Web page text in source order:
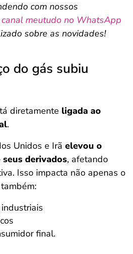
com nossos
canal meutudo no WhatsApp
sobre as novidades!
do gás subiu
diretamente ligada ao
.
Unidos e Irã elevou o
derivados, afetando
Isso impacta não apenas o
final.